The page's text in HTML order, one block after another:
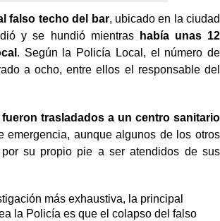
falso techo del bar, ubicado en la ciudad
y se hundió mientras
había unas 12
. Según la Policía Local, el número de
a ocho, entre ellos el responsable del
trasladados a un centro sanitario
emergencia, aunque algunos de los otros
por su propio pie a ser atendidos de sus
más exhaustiva, la principal
la Policía es que el colapso del falso